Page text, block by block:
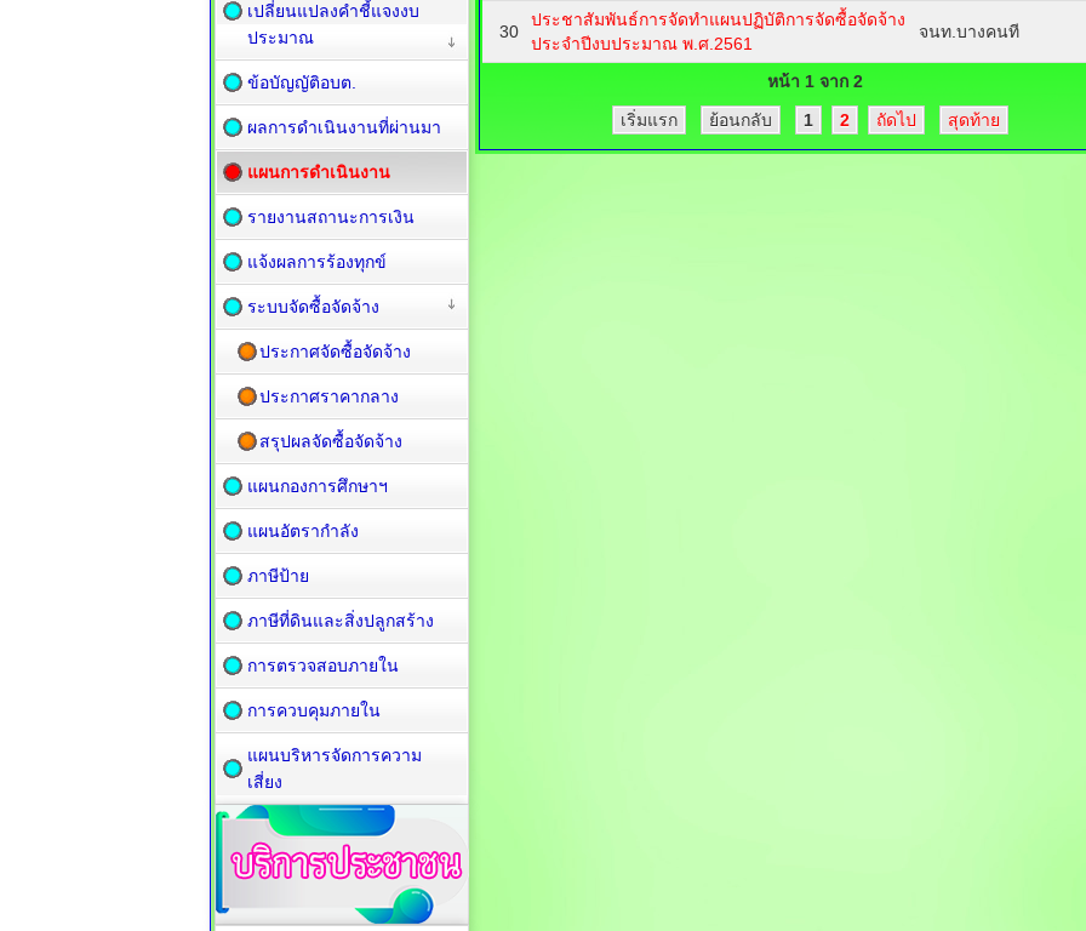
30
ประชาสัมพันธ์การจัดทำแผนปฏิบัติการจัดซื้อจัดจ้าง
ประจำปีงบประมาณ พ.ศ.2561
จนท.บางคนที
หน้า 1 จาก 2
เริ่มแรก
ย้อนกลับ 1 2 ถัดไป สุดท้าย
เปลี่ยนแปลงคำชี้แจงงบ
ประมาณ
ข้อบัญญัติอบต.
ผลการดำเนินงานที่ผ่านมา
แผนการดำเนินงาน
รายงานสถานะการเงิน
แจ้งผลการร้องทุกข์
ระบบจัดซื้อจัดจ้าง
ประกาศจัดซื้อจัดจ้าง
ประกาศราคากลาง
สรุปผลจัดซื้อจัดจ้าง
แผนกองการศึกษาฯ
แผนอัตรากำลัง
ภาษีป้าย
ภาษีที่ดินและสิ่งปลูกสร้าง
การตรวจสอบภายใน
การควบคุมภายใน
แผนบริหารจัดการความ
เสี่ยง